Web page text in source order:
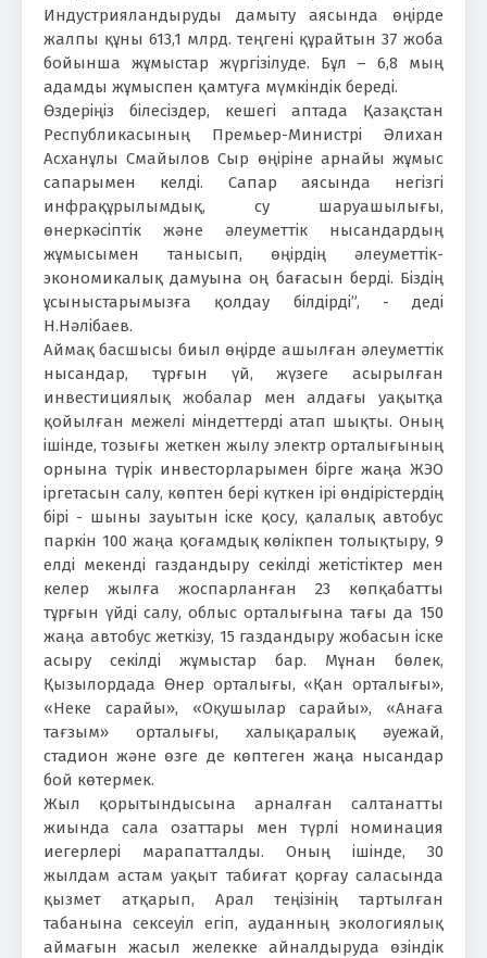
Индустрияландыруды дамыту аясында өңірде
жалпы құны 613,1 млрд. теңгені құрайтын 37 жоба
бойынша жұмыстар жүргізілуде. Бұл – 6,8 мың
адамды жұмыспен қамтуға мүмкіндік береді.
Өздеріңіз білесіздер, кешегі аптада Қазақстан
Республикасының Премьер-Министрі Әлихан
Асханұлы Смайылов Сыр өңіріне арнайы жұмыс
сапарымен келді. Сапар аясында негізгі
инфрақұрылымдық, су шаруашылығы,
өнеркәсіптік және әлеуметтік нысандардың
жұмысымен танысып, өңірдің әлеуметтік-
экономикалық дамуына оң бағасын берді. Біздің
ұсыныстарымызға қолдау білдірді”, - деді
Н.Нәлібаев.
Аймақ басшысы биыл өңірде ашылған әлеуметтік
нысандар, тұрғын үй, жүзеге асырылған
инвестициялық жобалар мен алдағы уақытқа
қойылған межелі міндеттерді атап шықты. Оның
ішінде, тозығы жеткен жылу электр орталығының
орнына түрік инвесторларымен бірге жаңа ЖЭО
іргетасын салу, көптен бері күткен ірі өндірістердің
бірі - шыны зауытын іске қосу, қалалық автобус
паркін 100 жаңа қоғамдық көлікпен толықтыру, 9
елді мекенді газдандыру секілді жетістіктер мен
келер жылға жоспарланған 23 көпқабатты
тұрғын үйді салу, облыс орталығына тағы да 150
жаңа автобус жеткізу, 15 газдандыру жобасын іске
асыру секілді жұмыстар бар. Мұнан бөлек,
Қызылордада Өнер орталығы, «Қан орталығы»,
«Неке сарайы», «Оқушылар сарайы», «Анаға
тағзым» орталығы, халықаралық әуежай,
стадион және өзге де көптеген жаңа нысандар
бой көтермек.
Жыл қорытындысына арналған салтанатты
жиында сала озаттары мен түрлі номинация
иегерлері марапатталды. Оның ішінде, 30
жылдам астам уақыт табиғат қорғау саласында
қызмет атқарып, Арал теңізінің тартылған
табанына сексеуіл егіп, ауданның экологиялық
аймағын жасыл желекке айналдыруда өзіндік